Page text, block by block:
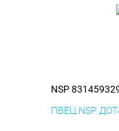
NSP
ПВЕЦ NSP